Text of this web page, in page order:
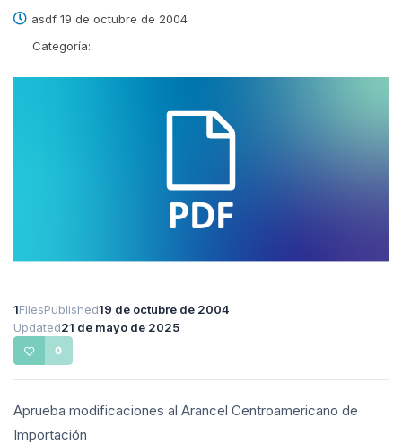
asdf 19 de octubre de 2004
Categoría:
1FilesPublished19 de octubre de 2004
Updated21 de mayo de 2025
0
Aprueba modificaciones al Arancel Centroamericano de
Importación